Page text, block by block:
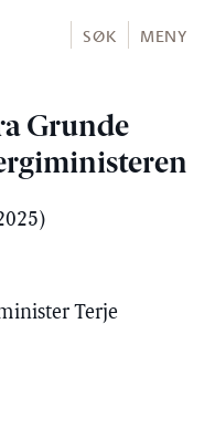
SØK MENY
Grunde
Terje